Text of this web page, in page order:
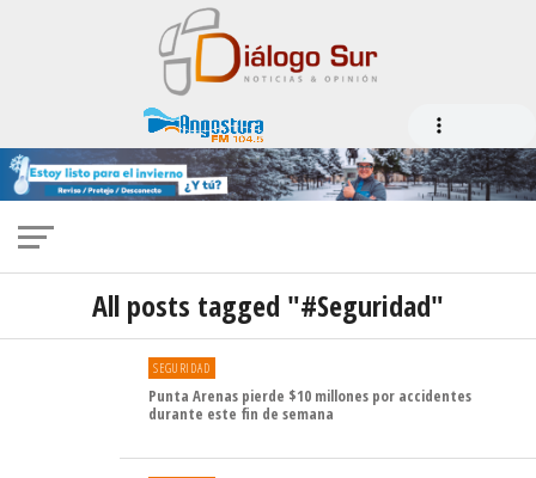
All posts tagged "#Seguridad"
SEGURIDAD
Punta Arenas pierde $10 millones por accidentes
durante este fin de semana